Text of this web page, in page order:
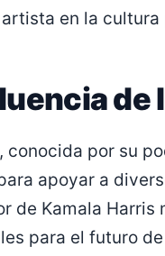
en la cultura
de
conocida por su
apoyar a
de Kamala
para el futuro